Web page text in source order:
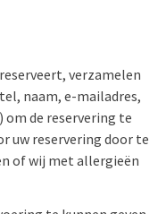
verzamelen
naam, e-mailadres,
de reservering te
uw reservering door te
of wij met allergieën